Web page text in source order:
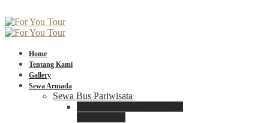
Home
Tentang Kami
Gallery
Sewa Armada
Sewa Bus Pariwisata